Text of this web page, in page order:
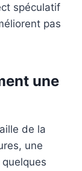
spéculatif
pas
une
de la
une